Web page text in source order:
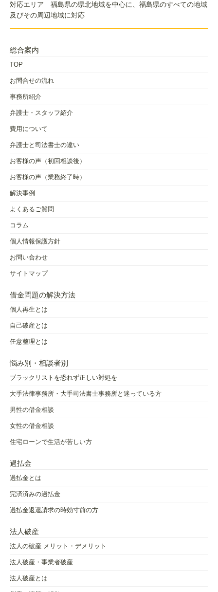
対応エリア 福島県の県北地域を中心に、福島県のすべての地域
及びその周辺地域に対応
総合案内
TOP
お問合せの流れ
事務所紹介
弁護士・スタッフ紹介
費用について
弁護士と司法書士の違い
お客様の声（初回相談後）
お客様の声（業務終了時）
解決事例
よくあるご質問
コラム
個人情報保護方針
お問い合わせ
サイトマップ
借金問題の解決方法
個人再生とは
自己破産とは
任意整理とは
悩み別・相談者別
ブラックリストを恐れず正しい対処を
大手法律事務所・大手司法書士事務所と迷っている方
男性の借金相談
女性の借金相談
住宅ローンで生活が苦しい方
過払金
過払金とは
完済済みの過払金
過払金返還請求の時効寸前の方
法人破産
法人の破産 メリット・デメリット
法人破産・事業者破産
法人破産とは